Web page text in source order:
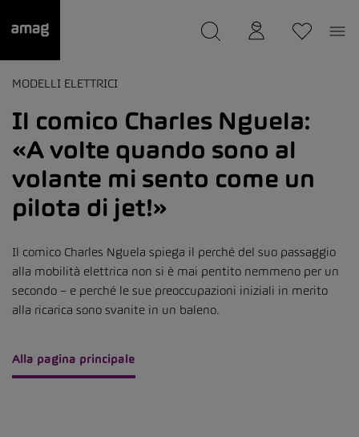
Il suo garage è stato salvato
MODELLI ELETTRICI
Il comico Charles Nguela:
«A volte quando sono al
volante mi sento come un
pilota di jet!»
Il comico Charles Nguela spiega il perché del suo passaggio
alla mobilità elettrica non si è mai pentito nemmeno per un
secondo – e perché le sue preoccupazioni iniziali in merito
alla ricarica sono svanite in un baleno.
Alla pagina principale